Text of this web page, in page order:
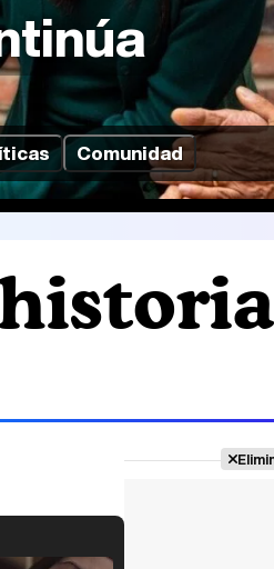
Comunidad